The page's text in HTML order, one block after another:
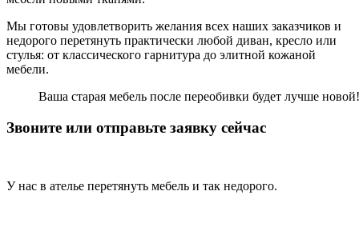
Мы готовы удовлетворить желания всех наших заказчиков и
недорого перетянуть практически любой диван, кресло или
стулья: от классического гарнитура до элитной кожаной
мебели.
Ваша старая мебель после переобивки будет лучше новой!
Звоните или отправьте заявку сейчас
У нас в ателье перетянуть мебель и так недорого.